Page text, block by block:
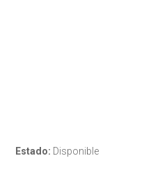
Estado: Disponible